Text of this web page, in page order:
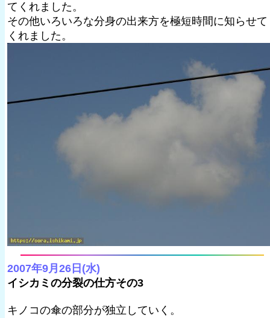
てくれました。
その他いろいろな分身の出来方を極短時間に知らせて
くれました。
2007年9月26日(水)
イシカミの分裂の仕方その3
キノコの傘の部分が独立していく。